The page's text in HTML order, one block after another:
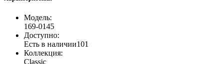
Модель:
169-0145
Доступно:
Есть в наличии101
Коллекция:
Classic